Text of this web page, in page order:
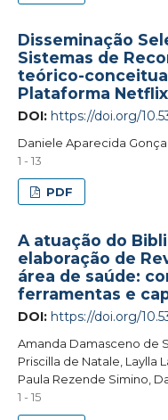
Disseminação
Sistemas de
teórico-
Plataforma Netflix
DOI: https://doi.org/
Daniele Aparecida
1 - 13
PDF
A atuação do
elaboração de
área de saúde:
ferramentas e
DOI: https://doi.org/
Amanda Damasceno de
Priscilla de Natale, Laylla
Paula Rezende Simino,
1 - 15